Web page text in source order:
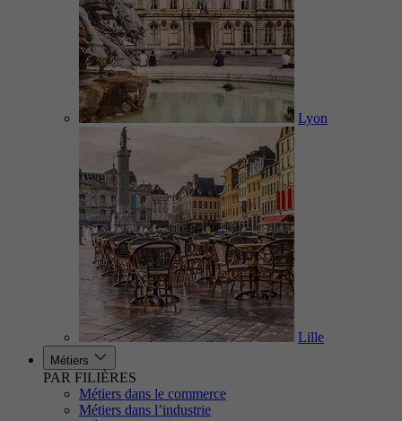
Lyon
Lille
Métiers
PAR FILIÈRES
Métiers dans le commerce
Métiers dans l’industrie